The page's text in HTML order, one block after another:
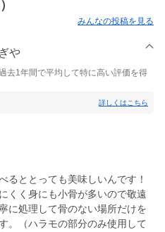
みんなの投稿を見る
や
去1年間で平均して特に高い評価を得
詳しくはこちら
るととっても美味しいんです！
くく身にも小骨が多いので敬遠
に処理して骨のない場所だけを
。（ハラモの部分のみ使用して